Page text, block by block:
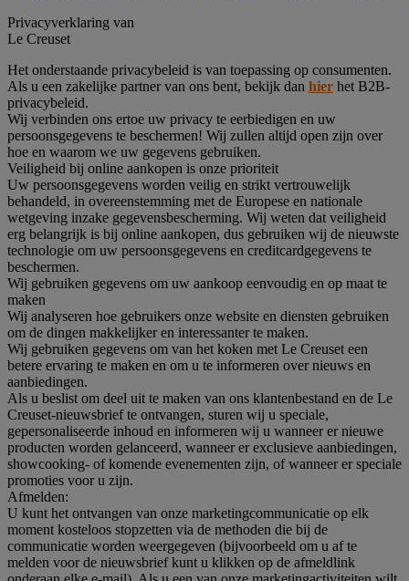
Privacyverklaring van
Le Creuset
Het onderstaande privacybeleid is van toepassing op consumenten.
Als u een zakelijke partner van ons bent, bekijk dan hier het B2B-
privacybeleid.
Wij verbinden ons ertoe uw privacy te eerbiedigen en uw
persoonsgegevens te beschermen! Wij zullen altijd open zijn over
hoe en waarom we uw gegevens gebruiken.
Veiligheid bij online aankopen is onze prioriteit
Uw persoonsgegevens worden veilig en strikt vertrouwelijk
behandeld, in overeenstemming met de Europese en nationale
wetgeving inzake gegevensbescherming. Wij weten dat veiligheid
erg belangrijk is bij online aankopen, dus gebruiken wij de nieuwste
technologie om uw persoonsgegevens en creditcardgegevens te
beschermen.
Wij gebruiken gegevens om uw aankoop eenvoudig en op maat te
maken
Wij analyseren hoe gebruikers onze website en diensten gebruiken
om de dingen makkelijker en interessanter te maken.
Wij gebruiken gegevens om van het koken met Le Creuset een
betere ervaring te maken en om u te informeren over nieuws en
aanbiedingen.
Als u beslist om deel uit te maken van ons klantenbestand en de Le
Creuset-nieuwsbrief te ontvangen, sturen wij u speciale,
gepersonaliseerde inhoud en informeren wij u wanneer er nieuwe
producten worden gelanceerd, wanneer er exclusieve aanbiedingen,
showcooking- of komende evenementen zijn, of wanneer er speciale
promoties voor u zijn.
Afmelden:
U kunt het ontvangen van onze marketingcommunicatie op elk
moment kosteloos stopzetten via de methoden die bij de
communicatie worden weergegeven (bijvoorbeeld om u af te
melden voor de nieuwsbrief kunt u klikken op de afmeldlink